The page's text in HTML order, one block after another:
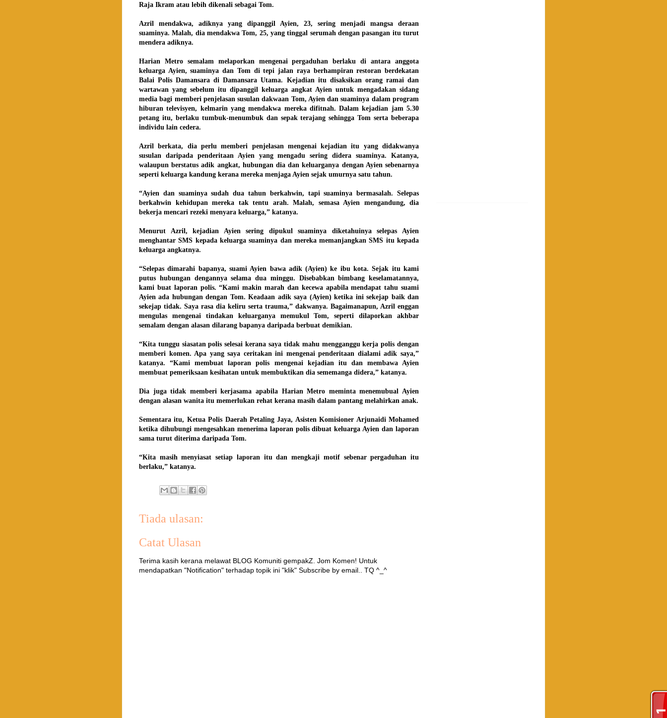
Raja Ikram atau lebih dikenali sebagai Tom.
Azril mendakwa, adiknya yang dipanggil Ayien, 23, sering menjadi mangsa deraan
suaminya. Malah, dia mendakwa Tom, 25, yang tinggal serumah dengan pasangan itu turut
mendera adiknya.
Harian Metro semalam melaporkan mengenai pergaduhan berlaku di antara anggota
keluarga Ayien, suaminya dan Tom di tepi jalan raya berhampiran restoran berdekatan
Balai Polis Damansara di Damansara Utama. Kejadian itu disaksikan orang ramai dan
wartawan yang sebelum itu dipanggil keluarga angkat Ayien untuk mengadakan sidang
media bagi memberi penjelasan susulan dakwaan Tom, Ayien dan suaminya dalam program
hiburan televisyen, kelmarin yang mendakwa mereka difitnah. Dalam kejadian jam 5.30
petang itu, berlaku tumbuk-menumbuk dan sepak terajang sehingga Tom serta beberapa
individu lain cedera.
Azril berkata, dia perlu memberi penjelasan mengenai kejadian itu yang didakwanya
susulan daripada penderitaan Ayien yang mengadu sering didera suaminya. Katanya,
walaupun berstatus adik angkat, hubungan dia dan keluarganya dengan Ayien sebenarnya
seperti keluarga kandung kerana mereka menjaga Ayien sejak umurnya satu tahun.
“Ayien dan suaminya sudah dua tahun berkahwin, tapi suaminya bermasalah. Selepas
berkahwin kehidupan mereka tak tentu arah. Malah, semasa Ayien mengandung, dia
bekerja mencari rezeki menyara keluarga,” katanya.
Menurut Azril, kejadian Ayien sering dipukul suaminya diketahuinya selepas Ayien
menghantar SMS kepada keluarga suaminya dan mereka memanjangkan SMS itu kepada
keluarga angkatnya.
“Selepas dimarahi bapanya, suami Ayien bawa adik (Ayien) ke ibu kota. Sejak itu kami
putus hubungan dengannya selama dua minggu. Disebabkan bimbang keselamatannya,
kami buat laporan polis. “Kami makin marah dan kecewa apabila mendapat tahu suami
Ayien ada hubungan dengan Tom. Keadaan adik saya (Ayien) ketika ini sekejap baik dan
sekejap tidak. Saya rasa dia keliru serta trauma,” dakwanya. Bagaimanapun, Azril enggan
mengulas mengenai tindakan keluarganya memukul Tom, seperti dilaporkan akhbar
semalam dengan alasan dilarang bapanya daripada berbuat demikian.
“Kita tunggu siasatan polis selesai kerana saya tidak mahu mengganggu kerja polis dengan
memberi komen. Apa yang saya ceritakan ini mengenai penderitaan dialami adik saya,”
katanya. “Kami membuat laporan polis mengenai kejadian itu dan membawa Ayien
membuat pemeriksaan kesihatan untuk membuktikan dia sememanga didera,” katanya.
Dia juga tidak memberi kerjasama apabila Harian Metro meminta menemubual Ayien
dengan alasan wanita itu memerlukan rehat kerana masih dalam pantang melahirkan anak.
Sementara itu, Ketua Polis Daerah Petaling Jaya, Asisten Komisioner Arjunaidi Mohamed
ketika dihubungi mengesahkan menerima laporan polis dibuat keluarga Ayien dan laporan
sama turut diterima daripada Tom.
“Kita masih menyiasat setiap laporan itu dan mengkaji motif sebenar pergaduhan itu
berlaku,” katanya.
Tiada ulasan:
Catat Ulasan
Terima kasih kerana melawat BLOG Komuniti gempakZ. Jom Komen! Untuk
mendapatkan "Notification" terhadap topik ini "klik" Subscribe by email.. TQ ^_^